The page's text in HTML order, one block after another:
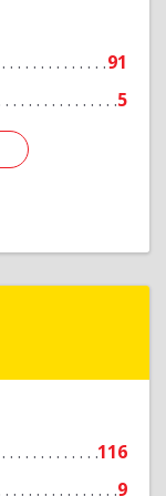
91
5
Подробнее
116
9
Подробнее